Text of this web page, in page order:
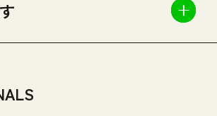
楽しみたい